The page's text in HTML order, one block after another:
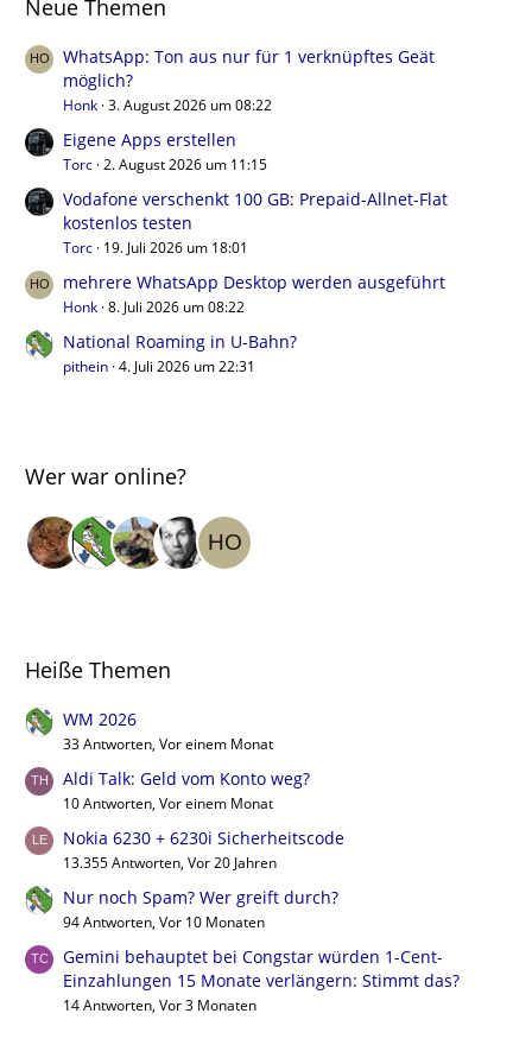
Neue Themen
WhatsApp: Ton aus nur für 1 verknüpftes Geät
möglich?
Honk 3. August 2026 um 08:22
Eigene Apps erstellen
Torc 2. August 2026 um 11:15
Vodafone verschenkt 100 GB: Prepaid-Allnet-Flat
kostenlos testen
Torc 19. Juli 2026 um 18:01
mehrere WhatsApp Desktop werden ausgeführt
Honk 8. Juli 2026 um 08:22
National Roaming in U-Bahn?
pithein 4. Juli 2026 um 22:31
Wer war online?
Heiße Themen
WM 2026
33 Antworten, Vor einem Monat
Aldi Talk: Geld vom Konto weg?
10 Antworten, Vor einem Monat
Nokia 6230 + 6230i Sicherheitscode
13.355 Antworten, Vor 20 Jahren
Nur noch Spam? Wer greift durch?
94 Antworten, Vor 10 Monaten
Gemini behauptet bei Congstar würden 1-Cent-
Einzahlungen 15 Monate verlängern: Stimmt das?
14 Antworten, Vor 3 Monaten